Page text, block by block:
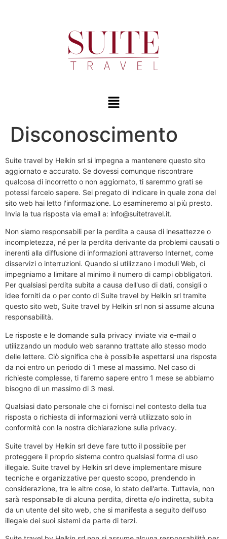
Disconoscimento
Suite travel by Helkin srl si impegna a mantenere questo sito
aggiornato e accurato. Se dovessi comunque riscontrare
qualcosa di incorretto o non aggiornato, ti saremmo grati se
potessi farcelo sapere. Sei pregato di indicare in quale zona del
sito web hai letto l'informazione. Lo esamineremo al più presto.
Invia la tua risposta via email a: info@suitetravel.it.
Non siamo responsabili per la perdita a causa di inesattezze o
incompletezza, né per la perdita derivante da problemi causati o
inerenti alla diffusione di informazioni attraverso Internet, come
disservizi o interruzioni. Quando si utilizzano i moduli Web, ci
impegniamo a limitare al minimo il numero di campi obbligatori.
Per qualsiasi perdita subita a causa dell'uso di dati, consigli o
idee forniti da o per conto di Suite travel by Helkin srl tramite
questo sito web, Suite travel by Helkin srl non si assume alcuna
responsabilità.
Le risposte e le domande sulla privacy inviate via e-mail o
utilizzando un modulo web saranno trattate allo stesso modo
delle lettere. Ciò significa che è possibile aspettarsi una risposta
da noi entro un periodo di 1 mese al massimo. Nel caso di
richieste complesse, ti faremo sapere entro 1 mese se abbiamo
bisogno di un massimo di 3 mesi.
Qualsiasi dato personale che ci fornisci nel contesto della tua
risposta o richiesta di informazioni verrà utilizzato solo in
conformità con la nostra dichiarazione sulla privacy.
Suite travel by Helkin srl deve fare tutto il possibile per
proteggere il proprio sistema contro qualsiasi forma di uso
illegale. Suite travel by Helkin srl deve implementare misure
tecniche e organizzative per questo scopo, prendendo in
considerazione, tra le altre cose, lo stato dell'arte. Tuttavia, non
sarà responsabile di alcuna perdita, diretta e/o indiretta, subita
da un utente del sito web, che si manifesta a seguito dell'uso
illegale dei suoi sistemi da parte di terzi.